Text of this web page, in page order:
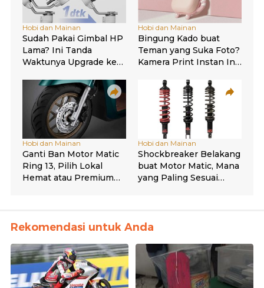
Rekomendasi untuk Anda